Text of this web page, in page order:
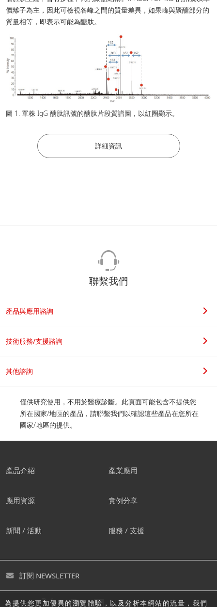
價離子為主，因此可檢視各峰之間的質量差異，如果峰與聚醣部分的
質量相等，即表示可能為醣肽。
圖 1. 單株 IgG 醣肽訊號的醣肽片段質譜圖，以紅圈顯示。
詳細資訊
為提供您更加優異的瀏覽體驗，以及分析本網站的流量，我們
聯繫我們
產品與應用諮詢
技術服務/支援諮詢
其他諮詢
僅供研究使用，不用於醫療診斷。此頁面可能包含不提供您
所在國家/地區的產品，請聯繫我們以確認這些產品在您所在
國家/地區的提供。
產品介紹 產業應用
應用資源 實例分享
新聞 / 活動 服務 / 支援
訂閱 NEWSLETTER
追蹤島津